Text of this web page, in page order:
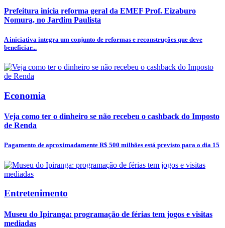
Prefeitura inicia reforma geral da EMEF Prof. Eizaburo
Nomura, no Jardim Paulista
A iniciativa integra um conjunto de reformas e reconstruções que deve
beneficiar...
Economia
Veja como ter o dinheiro se não recebeu o cashback do Imposto
de Renda
Pagamento de aproximadamente R$ 500 milhões está previsto para o dia 15
Entretenimento
Museu do Ipiranga: programação de férias tem jogos e visitas
mediadas